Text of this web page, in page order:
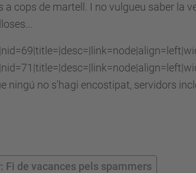
a cops de martell. I no vulgueu saber la
ningú no s'hagi encostipat, servidors
Fi de vacances pels spammers